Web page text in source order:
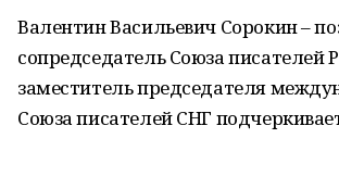
Валентин Васильевич Сорокин –
сопредседатель Союза писателей
заместитель председателя
Союза писателей СНГ